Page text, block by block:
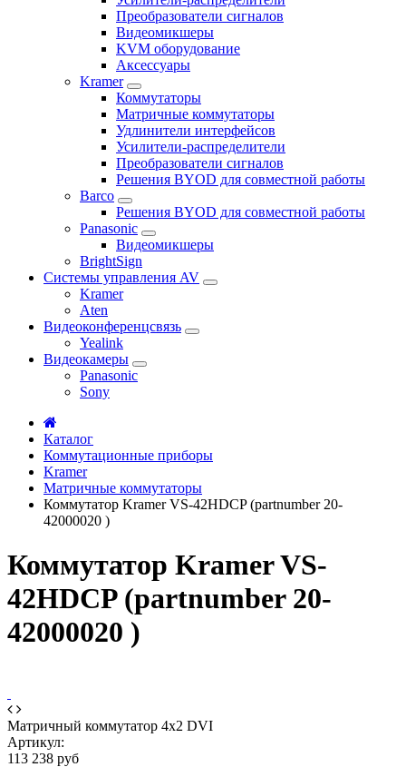
Преобразователи сигналов
Видеомикшеры
KVM оборудование
Аксессуары
Kramer
Коммутаторы
Матричные коммутаторы
Удлинители интерфейсов
Усилители-распределители
Преобразователи сигналов
Решения BYOD для совместной работы
Barco
Решения BYOD для совместной работы
Panasonic
Видеомикшеры
BrightSign
Системы управления AV
Kramer
Aten
Видеоконференцсвязь
Yealink
Видеокамеры
Panasonic
Sony
Каталог
Коммутационные приборы
Kramer
Матричные коммутаторы
Коммутатор Kramer VS-42HDCP (partnumber 20-
42000020 )
Коммутатор Kramer VS-
42HDCP (partnumber 20-
42000020 )
Матричный коммутатор 4x2 DVI
Артикул:
113 238 руб